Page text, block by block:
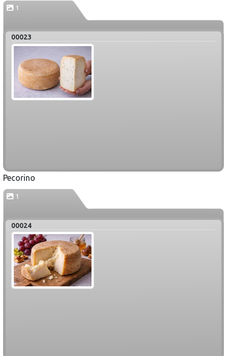
1
00023
Pecorino
1
00024